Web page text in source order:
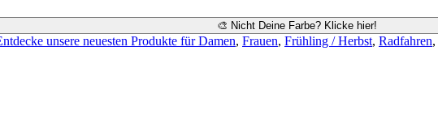
🎨 Nicht Deine Farbe? Klicke hier!
unsere neuesten Produkte für Damen, Frauen, Frühling / Herbst, Radfahren,